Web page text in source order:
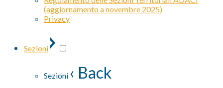
(aggiornamento a novembre 2025)
Privacy
Sezioni›
Sezioni ‹ Back